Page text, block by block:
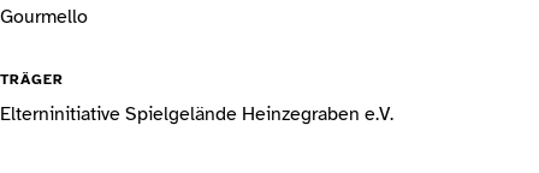
Gourmello
TRÄGER
Elterninitiative Spielgelände Heinzegraben e.V.